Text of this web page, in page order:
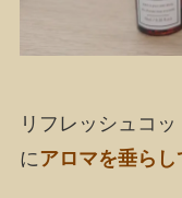
リフレッシュコ
にアロマを垂らし